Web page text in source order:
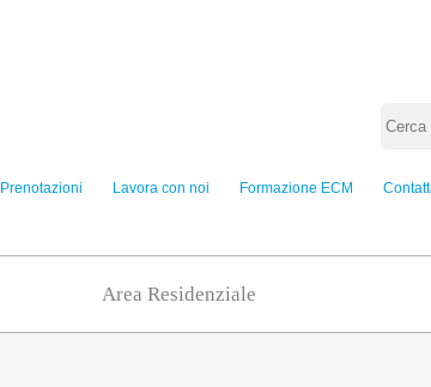
Prenotazioni Lavora con noi Formazione ECM
Area Residenziale